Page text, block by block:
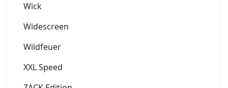
Wick
Widescreen
Wildfeuer
XXL Speed